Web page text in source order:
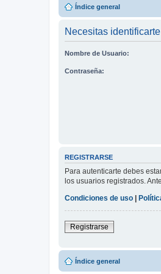
Índice general
Necesitas
Nombre de Usuario:
Contraseña:
REGISTRARSE
Para autenticarte debes
los usuarios registrados.
Condiciones de uso
Registrarse
Índice general